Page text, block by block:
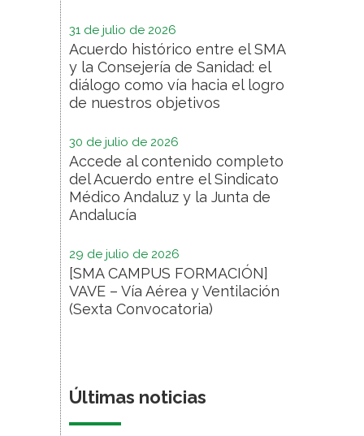
31 de julio de 2026
Acuerdo histórico entre el SMA
y la Consejería de Sanidad: el
diálogo como vía hacia el logro
de nuestros objetivos
30 de julio de 2026
Accede al contenido completo
del Acuerdo entre el Sindicato
Médico Andaluz y la Junta de
Andalucía
29 de julio de 2026
[SMA CAMPUS FORMACIÓN]
VAVE – Vía Aérea y Ventilación
(Sexta Convocatoria)
Últimas noticias